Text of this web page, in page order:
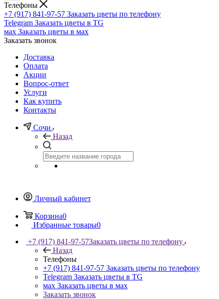
Телефоны
+7 (917) 841-97-57 Заказать цветы по телефону
Telegram Заказать цветы в TG
мах Заказать цветы в мах
Заказать звонок
Доставка
Оплата
Акции
Вопрос-ответ
Услуги
Как купить
Контакты
Сочи
Назад
Личный кабинет
Корзина0
Избранные товары0
+7 (917) 841-97-57Заказать цветы по телефону
Назад
Телефоны
+7 (917) 841-97-57 Заказать цветы по телефону
Telegram Заказать цветы в TG
мах Заказать цветы в мах
Заказать звонок